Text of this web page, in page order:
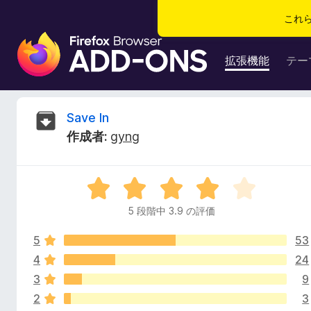
これ
F
i
e
拡張機能 テー
S
I
n
Save In
作成者: gyng
5
段
.
9
の
5 段階中 3.9 の評価
5
53
4
24
3
9
2
3